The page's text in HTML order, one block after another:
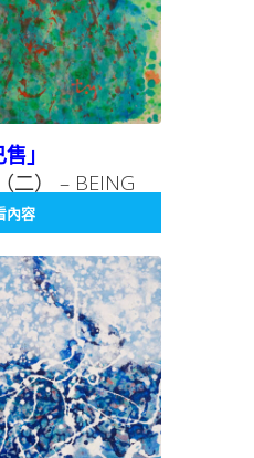
售」
二） – BEING
在系列 005
內容